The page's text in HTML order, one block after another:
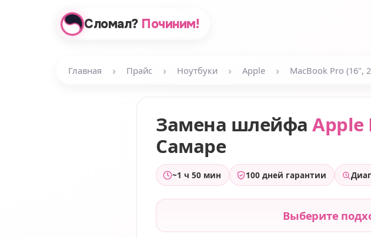
Сломал? Починим!
Главная › Прайс › Ноутбуки › Apple › MacBook Pro (16",
Замена шлейфа Apple
Самаре
~1 ч 50 мин 100 дней гарантии
Выберите